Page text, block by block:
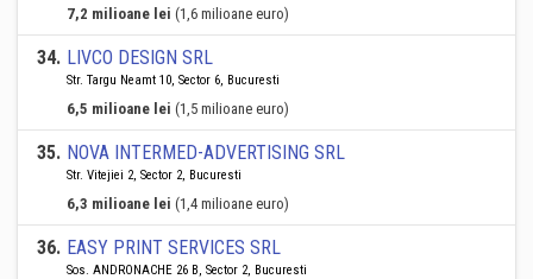
7,2 milioane lei (1,6 milioane euro)
34. LIVCO DESIGN SRL
Str. Targu Neamt 10, Sector 6, Bucuresti
6,5 milioane lei (1,5 milioane euro)
35. NOVA INTERMED-ADVERTISING SRL
Str. Vitejiei 2, Sector 2, Bucuresti
6,3 milioane lei (1,4 milioane euro)
36. EASY PRINT SERVICES SRL
Sos. ANDRONACHE 26 B, Sector 2, Bucuresti